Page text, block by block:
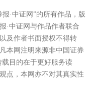
·中证网”的所有作品，版
·中证网与作品作者联合
及作者书面授权不得转
本网注明来源非中国证券
目的在于更好服务读
点，本网亦不对其真实性